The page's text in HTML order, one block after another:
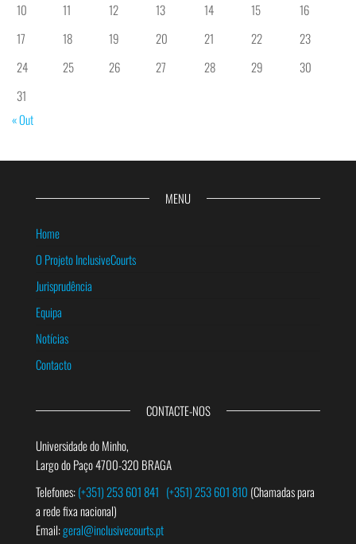
10
11 12 13 14 15
16
17
18 19 20 21 22
23
24
25 26 27 28 29
30
31
« Out
MENU
Home
O Projeto InclusiveCourts
Jurisprudência
Equipa
Notícias
Contacto
CONTACTE-NOS
Universidade do Minho,
Largo do Paço 4700-320 BRAGA
Telefones:(+351) 253 601 841 (+351) 253 601 810 (Chamadas para
a rede fixa nacional)
Email:geral@inclusivecourts.pt